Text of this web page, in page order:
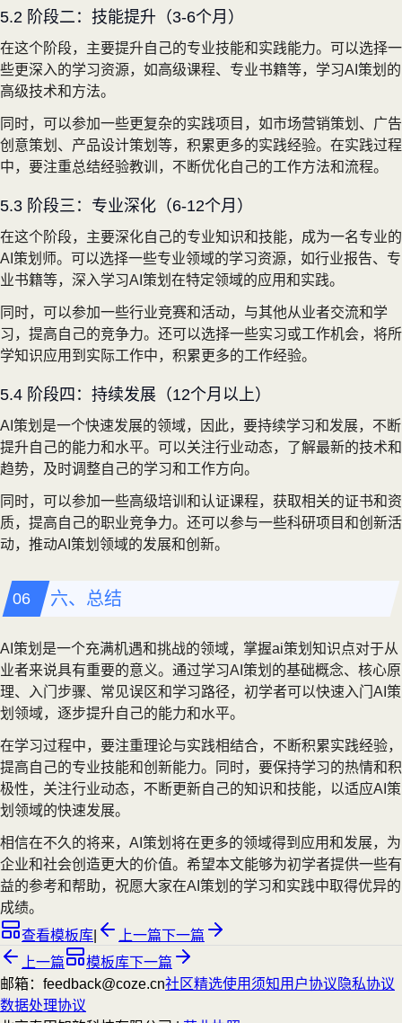
5.2 阶段二：技能提升（3-6个月）
在这个阶段，主要提升自己的专业技能和实践能力。可以选择一
些更深入的学习资源，如高级课程、专业书籍等，学习AI策划的
高级技术和方法。
同时，可以参加一些更复杂的实践项目，如市场营销策划、广告
创意策划、产品设计策划等，积累更多的实践经验。在实践过程
中，要注重总结经验教训，不断优化自己的工作方法和流程。
5.3 阶段三：专业深化（6-12个月）
在这个阶段，主要深化自己的专业知识和技能，成为一名专业的
AI策划师。可以选择一些专业领域的学习资源，如行业报告、专
业书籍等，深入学习AI策划在特定领域的应用和实践。
同时，可以参加一些行业竞赛和活动，与其他从业者交流和学
习，提高自己的竞争力。还可以选择一些实习或工作机会，将所
学知识应用到实际工作中，积累更多的工作经验。
5.4 阶段四：持续发展（12个月以上）
AI策划是一个快速发展的领域，因此，要持续学习和发展，不断
提升自己的能力和水平。可以关注行业动态，了解最新的技术和
趋势，及时调整自己的学习和工作方向。
同时，可以参加一些高级培训和认证课程，获取相关的证书和资
质，提高自己的职业竞争力。还可以参与一些科研项目和创新活
动，推动AI策划领域的发展和创新。
六、总结
AI策划是一个充满机遇和挑战的领域，掌握ai策划知识点对于从
业者来说具有重要的意义。通过学习AI策划的基础概念、核心原
理、入门步骤、常见误区和学习路径，初学者可以快速入门AI策
划领域，逐步提升自己的能力和水平。
在学习过程中，要注重理论与实践相结合，不断积累实践经验，
提高自己的专业技能和创新能力。同时，要保持学习的热情和积
极性，关注行业动态，不断更新自己的知识和技能，以适应AI策
划领域的快速发展。
相信在不久的将来，AI策划将在更多的领域得到应用和发展，为
企业和社会创造更大的价值。希望本文能够为初学者提供一些有
益的参考和帮助，祝愿大家在AI策划的学习和实践中取得优异的
成绩。
查看模板库
上一篇下一篇
上一篇
模板库下一篇
邮箱：feedback@coze.cn社区精选使用须知用户协议 隐私协议
数据处理协议